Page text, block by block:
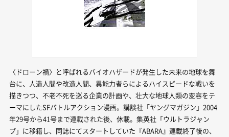
〈ドローン禍〉と呼ばれるバイオハザードが発生した未来の地球を舞
台に、人造人間や改造人間、異能力者らによるハイスピードな戦いを
描きつつ、不老不死を巡る企業の計画や、壮大な地球人類の変容をテ
ーマにしたSFバトルアクション漫画。講談社「ヤングマガジン」2004
年29号から41号まで連載された後、休載。集英社「ウルトラジャン
プ」に移籍し、同誌にてスタートしていた『ABARA』連載終了後の、